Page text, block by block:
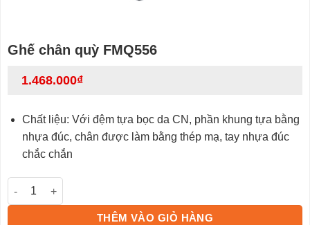
Ghế chân quỳ FMQ556
1.468.000₫
Chất liệu: Với đệm tựa bọc da CN, phần khung tựa bằng
nhựa đúc, chân được làm bằng thép mạ, tay nhựa đúc
chắc chắn
Ghế chân quỳ FMQ556 số lượng
THÊM VÀO GIỎ HÀNG